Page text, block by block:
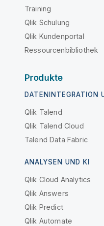
Training
Qlik Schulung
Qlik Kundenportal
Ressourcenbibliothek
Produkte
DATENINTEGRATION
Qlik Talend
Qlik Talend Cloud
Talend Data Fabric
ANALYSEN UND KI
Qlik Cloud Analytics
Qlik Answers
Qlik Predict
Qlik Automate